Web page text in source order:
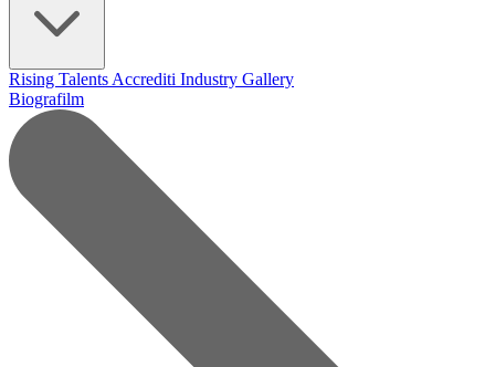
Rising Talents Accrediti Industry Gallery
Biografilm